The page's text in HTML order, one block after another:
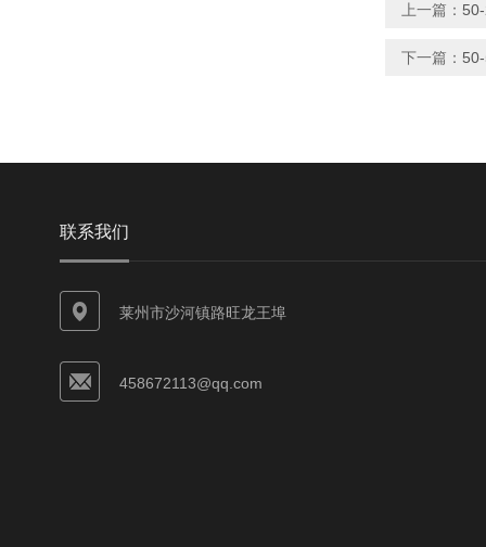
上一篇：
下一篇：
联系我们
莱州市沙河镇路旺龙王埠
458672113@qq.com